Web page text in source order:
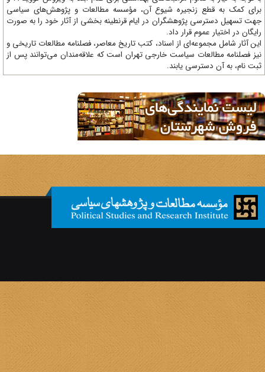
کمک به قطع زنجیره شیوع آن، مؤسسه مطالعات و پژوهش‌های سیاسی
تسهیل دسترسی پژوهشگران در ایام قرنطینه بخشی از آثار خود را به صورت
در اختیار عموم قرار داد.
آثار شامل مجموعه‌ای از اسناد، کتب تاریخ معاصر، فصلنامه‌ مطالعات تاریخی و
فصلنامه مطالعات سیاست خارجی تهران است که علاقه‌مندان می‌توانند پس از
نام، به آن دسترسی یابند.